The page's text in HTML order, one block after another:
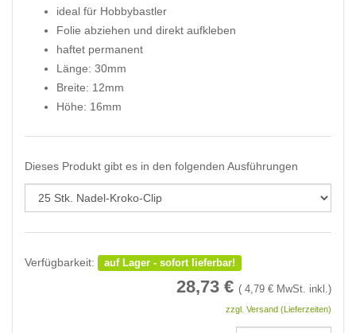
ideal für Hobbybastler
Folie abziehen und direkt aufkleben
haftet permanent
Länge: 30mm
Breite: 12mm
Höhe: 16mm
Dieses Produkt gibt es in den folgenden Ausführungen
Verfügbarkeit: auf Lager - sofort lieferbar!
28,73 € ( 4,79 € MwSt. inkl.)
zzgl. Versand (Lieferzeiten)